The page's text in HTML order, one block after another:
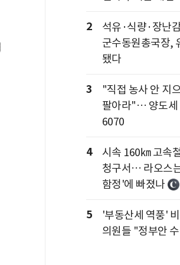
2
석유·식량·장난
군수동원총국장,
됐다
3
"직접 농사 안 지
팔아라"… 양도세
6070
4
시속 160㎞ 고속
청구서… 라오스
함정'에 빠졌나
5
'부동산세 역풍'
의원들 "정부안